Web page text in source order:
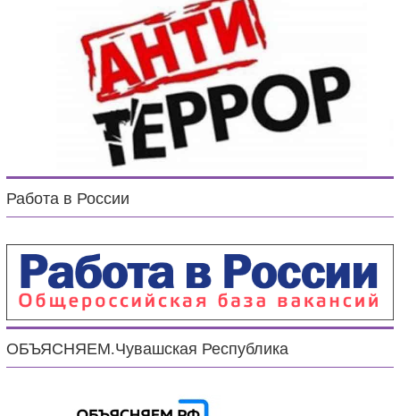
Работа в России
ОБЪЯСНЯЕМ.Чувашская Республика